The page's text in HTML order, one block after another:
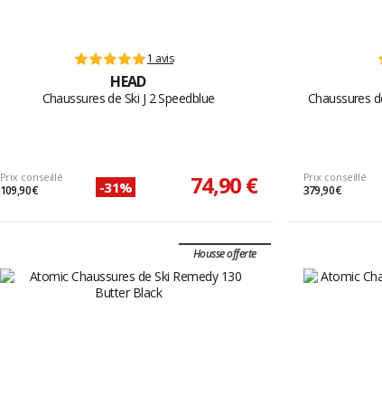
1 avis
HEAD
Chaussures de Ski J 2 Speedblue
Prix conseillé
109,90 € -31% 74,90 €
Chaussures
Prix conseillé
379,90 €
Housse offerte